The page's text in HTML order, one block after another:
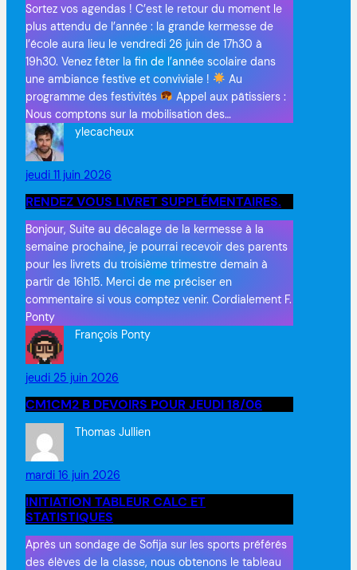
Sortez vos agendas ! C’est le retour du moment le
plus attendu de l’année : la grande kermesse de
l’école aura lieu le vendredi 26 juin de 17h30 à
19h30. Venez fêter la fin de l’année scolaire dans
une ambiance festive et conviviale !
Au
programme des festivités
Appel aux pâtissiers :
Nous comptons sur la mobilisation des…
ylecacheux
jeudi 11 juin 2026
RENDEZ VOUS LIVRET SUPPLÉMENTAIRES.
Bonjour, Suite au décalage de la kermesse à la
semaine prochaine, je pourrai recevoir des parents
pour les livrets du troisième trimestre demain à
partir de 16h15. Merci de me préciser en
commentaire si vous comptez venir. Cordialement F.
Ponty
François Ponty
jeudi 25 juin 2026
CM1CM2 B DEVOIRS POUR JEUDI 18/06
Thomas Jullien
mardi 16 juin 2026
INITIATION TABLEUR CALC ET
STATISTIQUES
Après un sondage de Sofija sur les sports préférés
des élèves de la classe, nous obtenons le tableau